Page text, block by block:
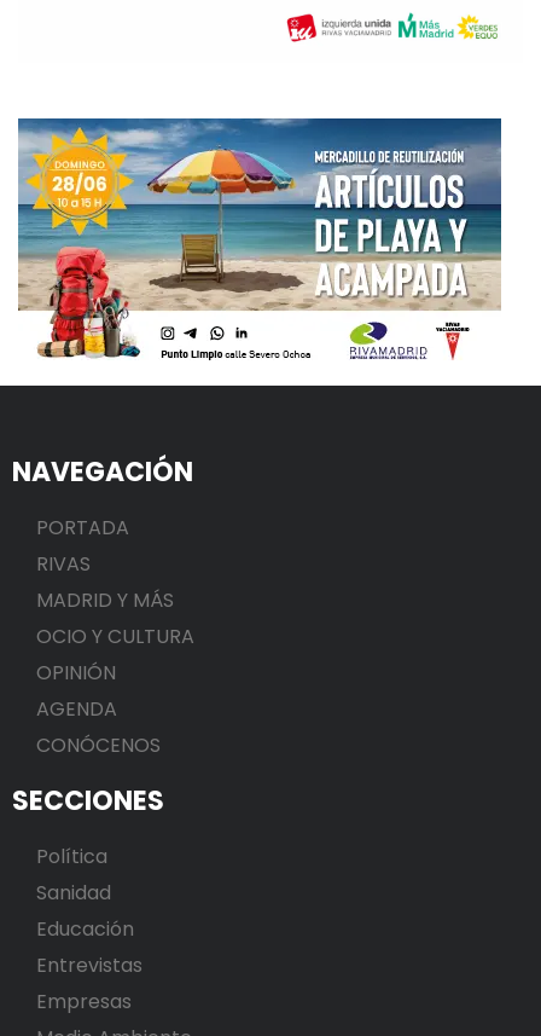
NAVEGACIÓN
PORTADA
RIVAS
MADRID Y MÁS
OCIO Y CULTURA
OPINIÓN
AGENDA
CONÓCENOS
SECCIONES
Política
Sanidad
Educación
Entrevistas
Empresas